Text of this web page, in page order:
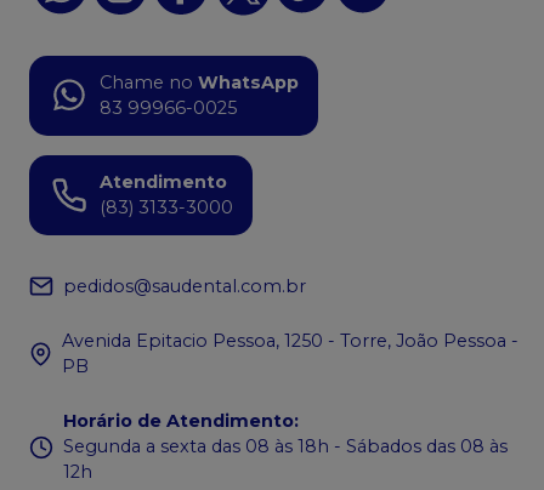
Chame no WhatsApp
83 99966-0025
Atendimento
(83) 3133-3000
pedidos@saudental.com.br
Avenida Epitacio Pessoa, 1250 - Torre, João Pessoa -
PB
Horário de Atendimento:
Segunda a sexta das 08 às 18h - Sábados das 08 às
12h